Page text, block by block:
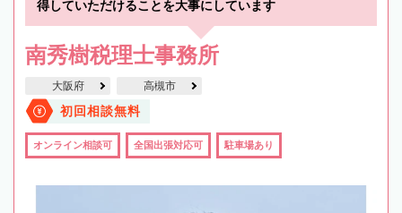
得していただけることを大事にしています
南秀樹税理士事務所
大阪府 高槻市
初回相談無料
オンライン相談可 全国出張対応可 駐車場あり